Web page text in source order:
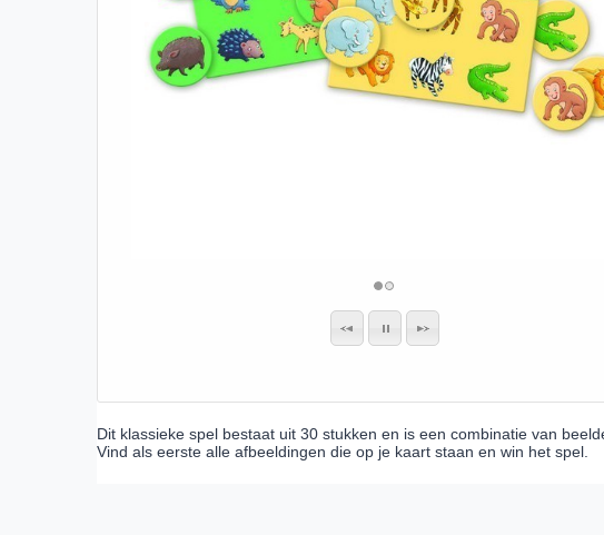
Dit klassieke spel bestaat uit 30 stukken en is een combinatie van
Vind als eerste alle afbeeldingen die op je kaart staan en win het spel.